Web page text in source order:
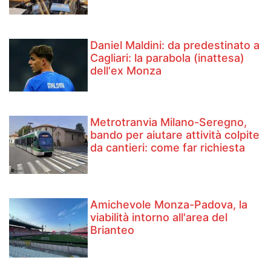
Daniel Maldini: ​da predestinato a
Cagliari: la parabola (inattesa)
dell'ex Monza
Metrotranvia Milano-Seregno,
bando per aiutare attività colpite
da cantieri: come far richiesta
Amichevole Monza-Padova, la
viabilità intorno all'area del
Brianteo